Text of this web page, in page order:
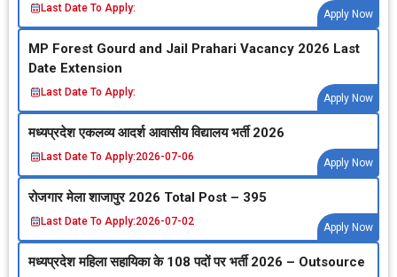
Last Date To Apply:
Apply Now
MP Forest Gourd and Jail Prahari Vacancy 2026 Last
Date Extension
Last Date To Apply:
Apply Now
मध्‍यप्रदेश एकलव्‍य आदर्श आवासीय विद्यालय भर्ती 2026
Last Date To Apply:2026-07-06
Apply Now
रोजगार मेला शाजापुर 2026 Total Post – 395
Last Date To Apply:2026-07-02
Apply Now
मध्‍यप्रदेश महिला सहायिका के 108 पदों पर भर्ती 2026 – Outsource